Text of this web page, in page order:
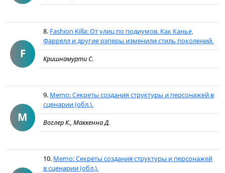
F
8. Fashion Killa: От улиц по подиумов. Как Канье,
Фаррелл и другие рэперы изменили стиль поколений.
Кришнамурти С.
M
9. Memo: Секреты создания структуры и персонажей в
сценарии (обл.).
Воглер К., Маккенна Д.
10. Memo: Секреты создания структуры и персонажей
в сценарии (обл.).